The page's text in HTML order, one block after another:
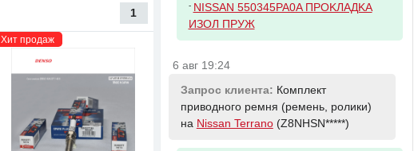
1
Хит продаж
- NISSAN 550345PA0A ПPOKЛAДKA
ИЗOЛ ПPУЖ
6 авг 19:24
Запрос клиента: Комплект
приводного ремня (ремень, ролики)
на Nissan Terrano(Z8NHSN*****)